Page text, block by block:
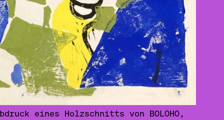
eines Holzschnitts von BOLOHO,